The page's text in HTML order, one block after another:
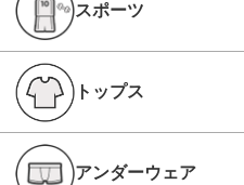
スポーツ
トップス
アンダーウェア